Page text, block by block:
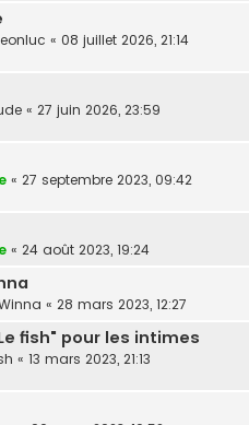
« 08 juillet 2026, 21:14
« 27 juin 2026, 23:59
« 27 septembre 2023, 09:42
« 24 août 2023, 19:24
« 28 mars 2023, 12:27
fish" pour les intimes
« 13 mars 2023, 21:13